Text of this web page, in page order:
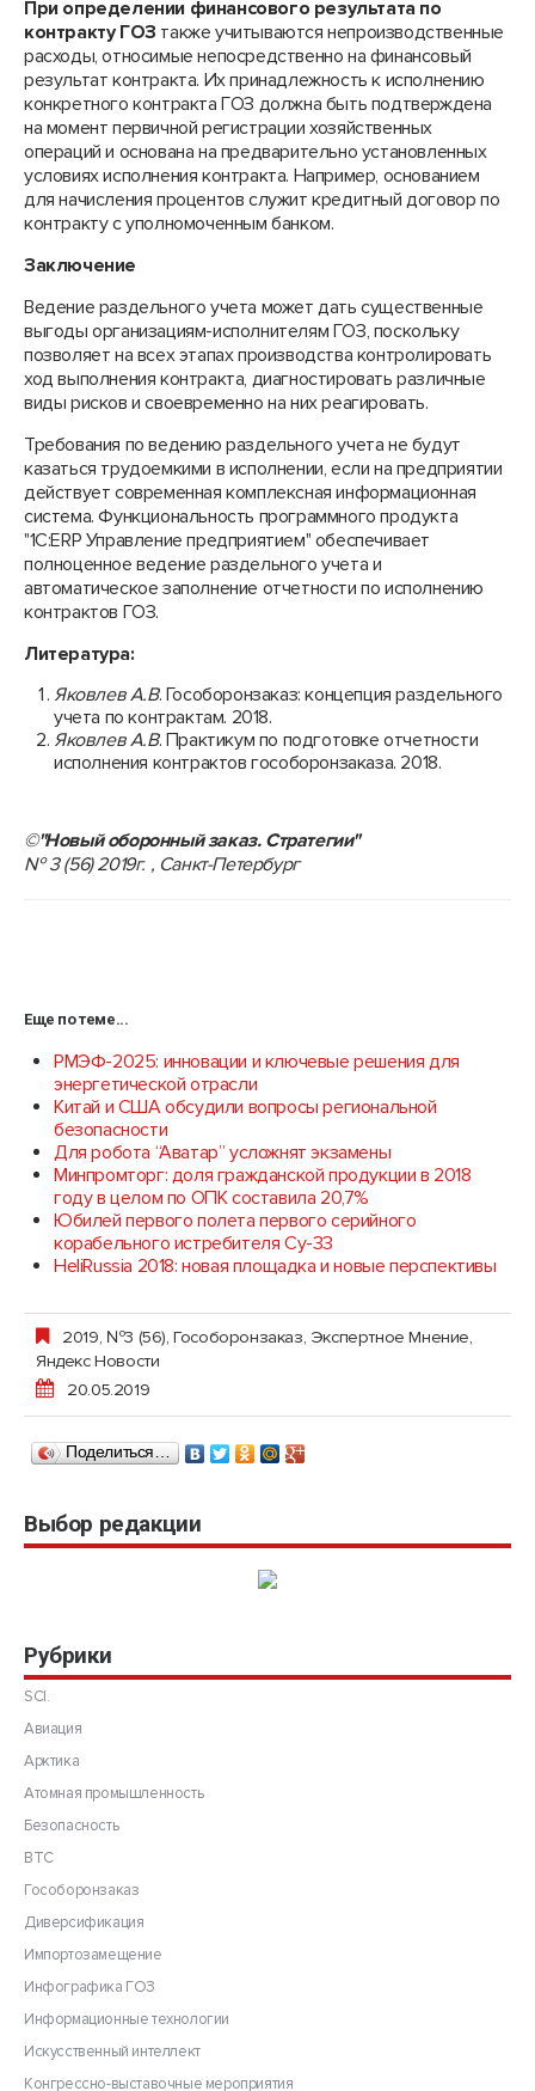
При определении финансового результата по
контракту ГОЗ также учитываются непроизводственные
расходы, относимые непосредственно на финансовый
результат контракта. Их принадлежность к исполнению
конкретного контракта ГОЗ должна быть подтверждена
на момент первичной регистрации хозяйственных
операций и основана на предварительно установленных
условиях исполнения контракта. Например, основанием
для начисления процентов служит кредитный договор по
контракту с уполномоченным банком.
Заключение
Ведение раздельного учета может дать существенные
выгоды организациям-исполнителям ГОЗ, поскольку
позволяет на всех этапах производства контролировать
ход выполнения контракта, диагностировать различные
виды рисков и своевременно на них реагировать.
Требования по ведению раздельного учета не будут
казаться трудоемкими в исполнении, если на предприятии
действует современная комплексная информационная
система. Функциональность программного продукта
"1С:ERP Управление предприятием" обеспечивает
полноценное ведение раздельного учета и
автоматическое заполнение отчетности по исполнению
контрактов ГОЗ.
Литература:
Яковлев А.В. Гособоронзаказ: концепция раздельного
учета по контрактам. 2018.
Яковлев А.В. Практикум по подготовке отчетности
исполнения контрактов гособоронзаказа. 2018.
©"Новый оборонный заказ. Стратегии"
№ 3 (56) 2019г. , Санкт-Петербург
Еще по теме...
РМЭФ-2025: инновации и ключевые решения для
энергетической отрасли
Китай и США обсудили вопросы региональной
безопасности
Для робота “Аватар” усложнят экзамены
Минпромторг: доля гражданской продукции в 2018
году в целом по ОПК составила 20,7%
Юбилей первого полета первого серийного
корабельного истребителя Су-33
HeliRussia 2018: новая площадка и новые перспективы
2019, №3 (56),Гособоронзаказ, Экспертное Мнение,
Яндекс Новости
20.05.2019
Поделиться…
Выбор редакции
Рубрики
SCI.
Авиация
Арктика
Атомная промышленность
Безопасность
ВТС
Гособоронзаказ
Диверсификация
Импортозамещение
Инфографика ГОЗ
Информационные технологии
Искусственный интеллект
Конгрессно-выставочные мероприятия